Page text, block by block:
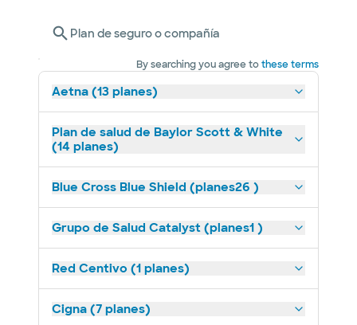
Plan de seguro o compañía
By searching you agree tothese terms
Aetna (13 planes)
Plan de salud de Baylor Scott & White
(14 planes)
Blue Cross Blue Shield (planes26 )
Grupo de Salud Catalyst (planes1 )
Red Centivo (1 planes)
Cigna (7 planes)